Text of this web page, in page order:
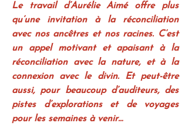
Le travail d’Aurélie Aimé offre plus
qu’une invitation à la réconciliation
avec nos ancêtres et nos racines. C’est
un appel motivant et apaisant à la
réconciliation avec la nature, et à la
connexion avec le divin. Et peut-être
aussi, pour beaucoup d’auditeurs, des
pistes d’explorations et de voyages
pour les semaines à venir…